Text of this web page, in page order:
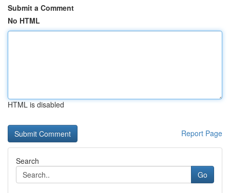
Submit a Comment
No HTML
HTML is disabled
Report Page
Search
Go